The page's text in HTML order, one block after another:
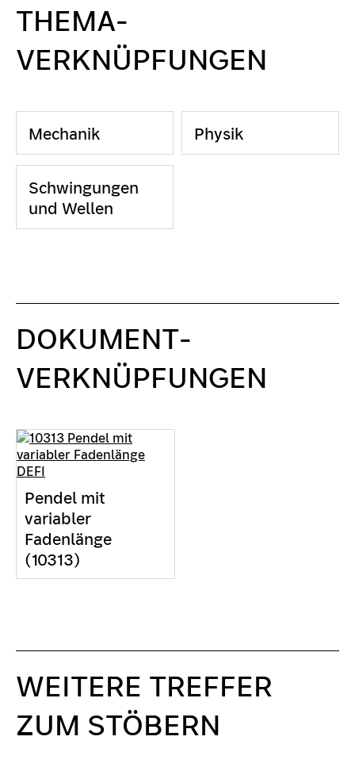
THEMA-
VERKNÜPFUNGEN
Mechanik Physik
Schwingungen
und Wellen
DOKUMENT-
VERKNÜPFUNGEN
Pendel mit
variabler
Fadenlänge
(10313)
WEITERE TREFFER
ZUM STÖBERN